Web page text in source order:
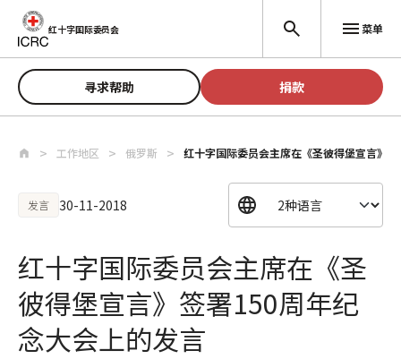
跳至主要内容
红十字国际委员会 菜单
寻求帮助 捐款
工作地区 俄罗斯 红十字国际委员会主席在《圣彼得堡宣言》
发言 30-11-2018
红十字国际委员会主席在《圣
彼得堡宣言》签署150周年纪
念大会上的发言